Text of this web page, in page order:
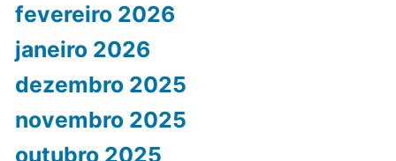
fevereiro 2026
janeiro 2026
dezembro 2025
novembro 2025
outubro 2025